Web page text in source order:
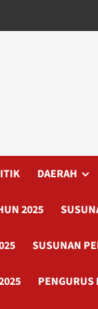
DAERAH
2025
SUSUNAN
PENGURUS